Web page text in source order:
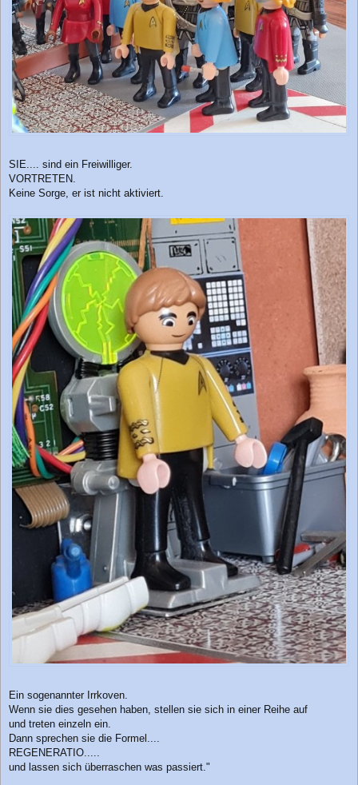
SIE.... sind ein Freiwilliger.
VORTRETEN.
Keine Sorge, er ist nicht aktiviert.
Ein sogenannter Irrkoven.
Wenn sie dies gesehen haben, stellen sie sich in einer Reihe auf
und treten einzeln ein.
Dann sprechen sie die Formel....
REGENERATIO.....
und lassen sich überraschen was passiert."